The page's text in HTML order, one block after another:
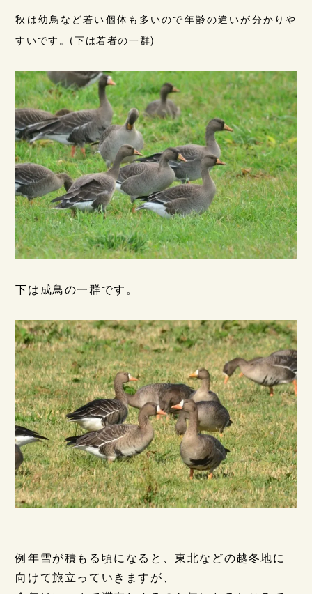
秋は幼鳥など若い個体も多いので年齢の違いが分かりや
すいです。(下は若者の一群)
下は成鳥の一群です。
例年雪が積もる頃になると、東北などの越冬地に
向けて旅立っていきますが、